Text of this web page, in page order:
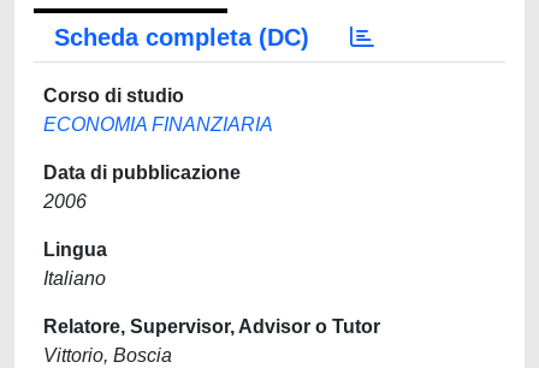
Scheda completa (DC)
Corso di studio
ECONOMIA FINANZIARIA
Data di pubblicazione
2006
Lingua
Italiano
Relatore, Supervisor, Advisor o Tutor
Vittorio, Boscia